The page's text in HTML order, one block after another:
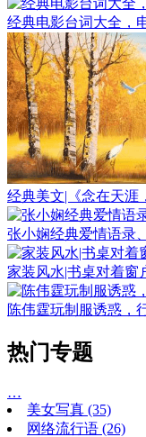
经典电影台词大全，
经典美文|《念在天涯
张小娴经典爱情语录
家装风水|书桌对着窗
陈伟霆玩制服诱惑，
热门专题
…
美女写真 (35)
网络流行语 (26)